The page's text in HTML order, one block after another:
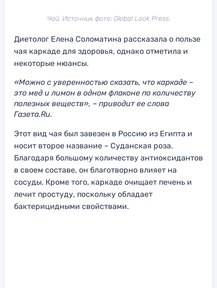
Чай. Источник фото: Global Look Press.
Диетолог Елена Соломатина рассказала о пользе
чая каркаде для здоровья, однако отметила и
некоторые нюансы.
«Можно с уверенностью сказать, что каркаде –
это мед и лимон в одном флаконе по количеству
полезных веществ», – приводит ее слова
Газета.Ru.
Этот вид чая был завезен в Россию из Египта и
носит второе название – Суданская роза.
Благодаря большому количеству антиоксидантов
в своем составе, он благотворно влияет на
сосуды. Кроме того, каркаде очищает печень и
лечит простуду, поскольку обладает
бактерицидными свойствами.